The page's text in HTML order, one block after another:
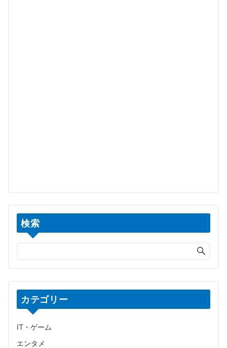
検索
カテゴリー
IT・ゲーム
エンタメ